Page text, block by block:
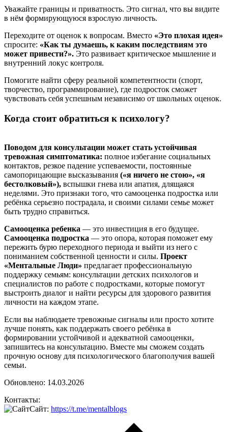
Уважайте границы и приватность. Это сигнал, что вы видите
в нём формирующуюся взрослую личность.
Переходите от оценок к вопросам. Вместо «Это плохая идея»
спросите: «Как ты думаешь, к каким последствиям это
может привести?». Это развивает критическое мышление и
внутренний локус контроля.
Помогите найти сферу реальной компетентности (спорт,
творчество, программирование), где подросток сможет
чувствовать себя успешным независимо от школьных оценок.
Когда стоит обратиться к психологу?
Поводом для консультации может стать устойчивая
тревожная симптоматика: полное избегание социальных
контактов, резкое падение успеваемости, постоянные
самопорицающие высказывания («я ничего не стою», «я
бестолковый»), вспышки гнева или апатия, длящаяся
неделями. Это признаки того, что самооценка подростка или
ребёнка серьезно пострадала, и своими силами семье может
быть трудно справиться.
Самооценка ребенка — это инвестиция в его будущее.
Самооценка подростка — это опора, которая поможет ему
пережить бурю переходного периода и выйти из него с
пониманием собственной ценности и силы. Проект
«Ментальные Люди» предлагает профессиональную
поддержку семьям: консультации детских психологов и
специалистов по работе с подростками, которые помогут
выстроить диалог и найти ресурсы для здорового развития
личности на каждом этапе.
Если вы наблюдаете тревожные сигналы или просто хотите
лучше понять, как поддержать своего ребёнка в
формировании устойчивой и адекватной самооценки,
запишитесь на консультацию. Вместе мы сможем создать
прочную основу для психологического благополучия вашей
семьи.
Обновлено: 14.03.2026
Контакты:
Сайт: https://t.me/mentalblogs